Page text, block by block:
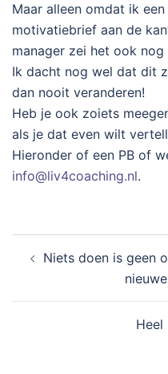
Maar alleen omdat ik
motivatiebrief aan de
manager zei het ook nog
Ik dacht nog wel dat dit
dan nooit veranderen!
Heb je ook zoiets
als je dat even wilt
Hieronder of een PB of
info@liv4coaching.nl.
Niets doen is geen
Heel